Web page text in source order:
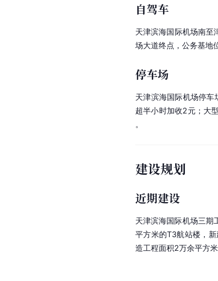
自驾车
天津滨海国际机场南至
场大道终点，公务基地
停车场
天津滨海国际机场停
超半小时加收2元；大
。
建设规划
近期建设
天津滨海国际机场三
平方米的T3航站楼，
造工程面积2万余平方